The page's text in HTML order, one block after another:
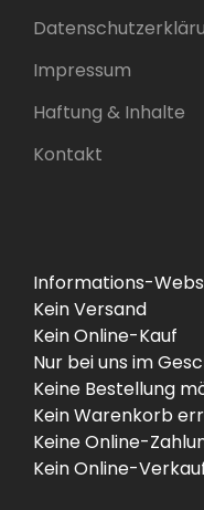
Impressum
Haftung & Inhalte
Kontakt
Informations-
Kein Versand
Kein Online-Kauf
Nur bei uns im
Keine Bestellung
Kein Warenkorb
Keine Online-
Kein Online-